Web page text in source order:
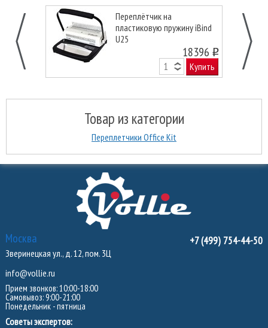
Переплётчик на
пластиковую пружину iBind
U25
18396 o
Купить
Товар из категории
Переплетчики Office Kit
Москва
Зверинецкая ул., д. 12, пом. 3Ц
info@vollie.ru
Прием звонков: 10:00-18:00
Самовывоз: 9:00-21:00
Понедельник - пятница
Советы экспертов:
+7 (499) 754-44-50